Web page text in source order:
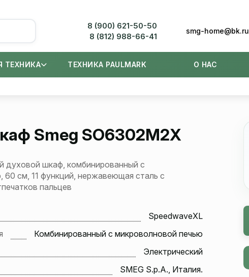
8 (900) 621-50-50
8 (812) 988-66-41
smg-home@bk.ru
ТЕХНИКА ТЕХНИКА PAULMARK О НАС
Smeg SO6302M2X
духовой шкаф, комбинированный с
60 см, 11 функций, нержавеющая сталь с
пальцев
SpeedwaveXL
Комбинированный с микроволновой печью
Электрический
SMEG S.p.A., Италия.